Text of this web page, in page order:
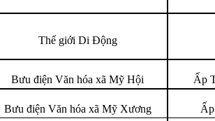
Thế giới Di Động
Bưu điện Văn hóa xã Mỹ Hội Ấp
Bưu điện Văn hóa xã Mỹ Xương Ấp